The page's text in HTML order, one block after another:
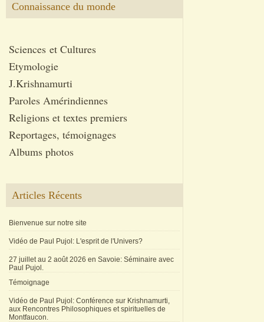
Connaissance du monde
Sciences et Cultures
Etymologie
J.Krishnamurti
Paroles Amérindiennes
Religions et textes premiers
Reportages, témoignages
Albums photos
Articles Récents
Bienvenue sur notre site
Vidéo de Paul Pujol: L'esprit de l'Univers?
27 juillet au 2 août 2026 en Savoie: Séminaire avec
Paul Pujol.
Témoignage
Vidéo de Paul Pujol: Conférence sur Krishnamurti,
aux Rencontres Philosophiques et spirituelles de
Montfaucon.